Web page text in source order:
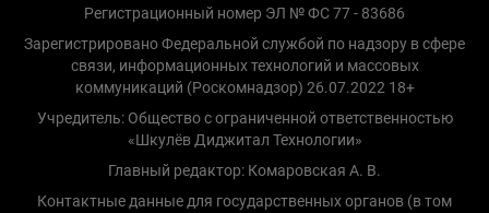
Регистрационный номер ЭЛ № ФС 77 - 83686
Зарегистрировано Федеральной службой по надзору в сфере
связи, информационных технологий и массовых
коммуникаций (Роскомнадзор) 26.07.2022 18+
Учредитель: Общество с ограниченной ответственностью
«Шкулёв Диджитал Технологии»
Главный редактор: Комаровская А. В.
Контактные данные для государственных органов (в том